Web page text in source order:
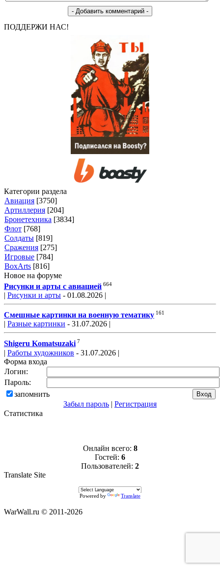
ПОДДЕРЖИ НАС!
Категории раздела
Авиация [3750]
Артиллерия [204]
Бронетехника [3834]
Флот [768]
Солдаты [819]
Сражения [275]
Игровые [784]
BoxArts [816]
Новое на форуме
Рисунки и арты с авиацией 664
| Рисунки и арты - 01.08.2026 |
Смешные картинки на военную тематику 161
| Разные картинки - 31.07.2026 |
Shigeru Komatsuzaki 7
| Работы художников - 31.07.2026 |
Форма входа
Логин:
Пароль:
запомнить
Забыл пароль | Регистрация
Статистика
Онлайн всего: 8
Гостей: 6
Пользователей: 2
Translate Site
Powered by Translate
WarWall.ru © 2011-2026